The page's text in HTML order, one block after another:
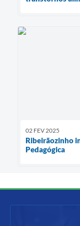
02 FEV 2025
Ribeirãozinho
Pedagógica